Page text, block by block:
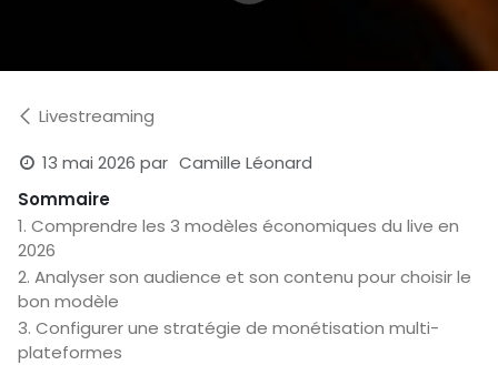
Livestreaming
13 mai 2026 par Camille Léonard
Sommaire
1. Comprendre les 3 modèles économiques du live en
2026
2. Analyser son audience et son contenu pour choisir le
bon modèle
3. Configurer une stratégie de monétisation multi-
plateformes